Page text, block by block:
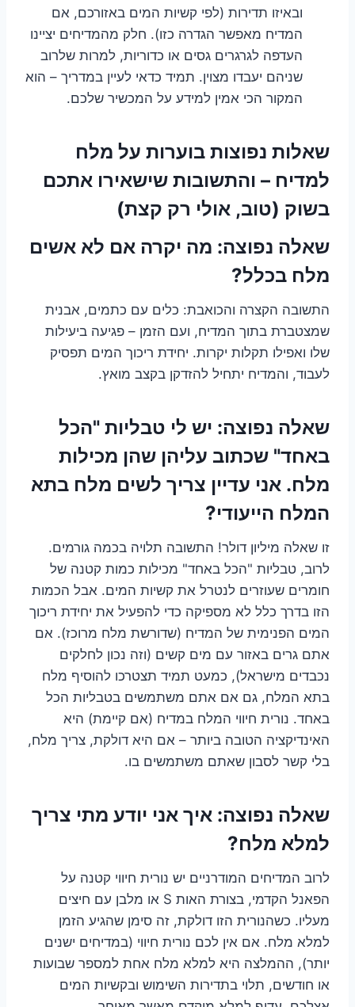
ובאיזו תדירות (לפי קשיות המים באזורכם, אם
המדיח מאפשר הגדרה כזו). חלק מהמדיחים יציינו
העדפה לגרגרים גסים או כדוריות, למרות שלרוב
שניהם יעבדו מצוין. תמיד כדאי לעיין במדריך – הוא
המקור הכי אמין למידע על המכשיר שלכם.
שאלות נפוצות בוערות על מלח
למדיח – והתשובות שישאירו אתכם
בשוק (טוב, אולי רק קצת)
שאלה נפוצה: מה יקרה אם לא אשים
מלח בכלל?
התשובה הקצרה והכואבת: כלים עם כתמים, אבנית
שמצטברת בתוך המדיח, ועם הזמן – פגיעה ביעילות
שלו ואפילו תקלות יקרות. יחידת ריכוך המים תפסיק
לעבוד, והמדיח יתחיל להזדקן בקצב מואץ.
שאלה נפוצה: יש לי טבליות "הכל
באחד" שכתוב עליהן שהן מכילות
מלח. אני עדיין צריך לשים מלח בתא
המלח הייעודי?
זו שאלה מיליון דולר! התשובה תלויה בכמה גורמים.
לרוב, טבליות "הכל באחד" מכילות כמות קטנה של
חומרים שעוזרים לנטרל את קשיות המים. אבל הכמות
הזו בדרך כלל לא מספיקה כדי להפעיל את יחידת ריכוך
המים הפנימית של המדיח (שדורשת מלח מרוכז). אם
אתם גרים באזור עם מים קשים (וזה נכון לחלקים
נכבדים מישראל), כמעט תמיד תצטרכו להוסיף מלח
בתא המלח, גם אם אתם משתמשים בטבליות הכל
באחד. נורית חיווי המלח במדיח (אם קיימת) היא
האינדיקציה הטובה ביותר – אם היא דולקת, צריך מלח,
בלי קשר לסבון שאתם משתמשים בו.
שאלה נפוצה: איך אני יודע מתי צריך
למלא מלח?
לרוב המדיחים המודרניים יש נורית חיווי קטנה על
הפאנל הקדמי, בצורת האות S או מלבן עם חיצים
מעליו. כשהנורית הזו דולקת, זה סימן שהגיע הזמן
למלא מלח. אם אין לכם נורית חיווי (במדיחים ישנים
יותר), ההמלצה היא למלא מלח אחת למספר שבועות
או חודשים, תלוי בתדירות השימוש ובקשיות המים